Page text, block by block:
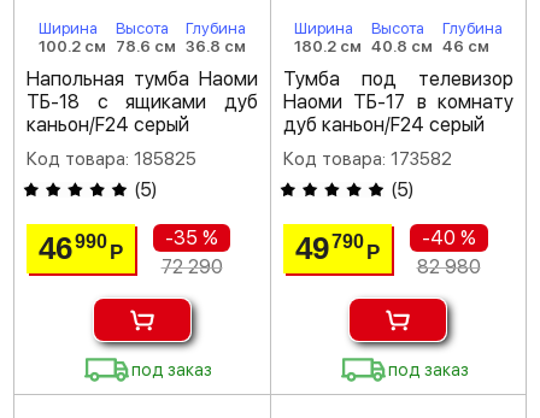
Ширина
100.2 см
Высота
78.6 см
Глубина
36.8 см
Напольная тумба Наоми
ТБ-18 с ящиками дуб
каньон/F24 серый
Код товара: 185825
(5)
46990Р
-35 %
72 290
под заказ
Ширина
180.2 см
Высота
40.8 см
Глубина
46 см
Тумба под телевизор
Наоми ТБ-17 в комнату
дуб каньон/F24 серый
Код товара: 173582
(5)
49790 Р
-40 %
82 980
под заказ